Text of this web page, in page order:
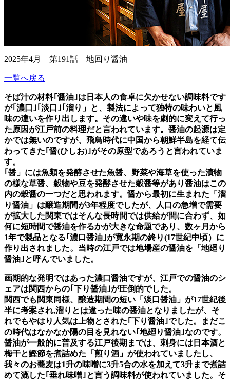
2025年4月 第191話 地回り醤油
一覧へ戻る
そば汁の材料｢醤油｣は日本人の食卓に欠かせない調味料です
が｢濃口｣｢淡口｣｢溜り」と、製法によって独特の味わいと風
味の違いを作り出します。その違いや味を劇的に変えて行っ
た原因が江戸前の料理だと言われています。醤油の起源は定
かでは無いのですが、飛鳥時代に中国から朝鮮半島を経て伝
わってきた｢醤(ひしお)｣がその原型であろうと言われていま
す。
｢醤」には魚類を発酵させた魚醤、野菜や海草を使った漬物
の様な草醤、穀物や豆を発酵させた穀醤等があり醤油はこの
内の穀醤の一つだと思われます。醤から最初に生まれた「溜
り醤油」は醸造期間が3年程度でしたが、人口の急増で需要
が拡大した関東ではそんな長時間では供給が間に合わず、如
何に短時間で醤油を作るかが大きな命題であり、数ヶ月から
1年で製品となる｢濃口醤油｣が寛永期の終り(17世紀中頃）に
作り出されました。当時の江戸では地場産の醤油を「地廻り
醤油｣と呼んでいました。
画期的な発明ではあった濃口醤油ですが、江戸での醤油のシ
ェアは関西からの｢下り醤油｣が圧倒的でした。
関西でも関東同様、醸造期間の短い「淡口醤油」が17世紀後
半に考案され,溜りとは違った味の醤油となりましたが、そ
れでもやはり人気は上物とされた｢下り醤油｣でした。まだこ
の時代はなかなか陽の目を見れない｢地廻り醤油｣なのです。
醤油が一般的に普及する江戸後期までは、刺身には日本酒と
梅干と鰹節を煮詰めた「煎り酒」が使われていましたし、
我々のお蕎麦は1升の味噌に3升5合の水を加えて3升まで煮詰
めて漉した｢垂れ味噌｣と言う調味料が使われていました。そ